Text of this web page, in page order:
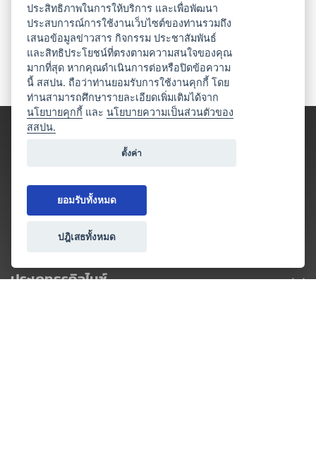
ประเภทธุรกิจไมซ์
ประสิทธิภาพในการให้บริการ และเพื่อพัฒนา
ประสบการณ์การใช้งานเว็บไซต์ของท่านรวมถึง
เสนอข้อมูลข่าวสาร กิจกรรม ประชาสัมพันธ์
และสิทธิประโยชน์ที่ตรงตามความสนใจของคุณ
มากที่สุด หากคุณดำเนินการต่อหรือปิดข้อความ
นี้ สสปน. ถือว่าท่านยอมรับการใช้งานคุกกี้ โดย
ท่านสามารถศึกษารายละเอียดเพิ่มเติมได้จาก
นโยบายคุกกี้ และนโยบายความเป็นส่วนตัวของ
สสปน.
ตั้งค่า
ยอมรับทั้งหมด
ปฎิเสธทั้งหมด